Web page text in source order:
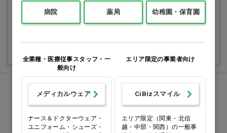
て
ご利用ガイドを詳しく見
FAXでのご注文
0120-418-167
病院 薬局 幼稚園・保育園
全業種・医療従事スタッフ・一
般向け
メディカルウェア
ナース＆ドクターウェア・
ユニフォーム・シューズ・
エリア限定の事業者向け
CiBizスマイル
エリア限定（関東・北信
越・中部・関西）の一般事